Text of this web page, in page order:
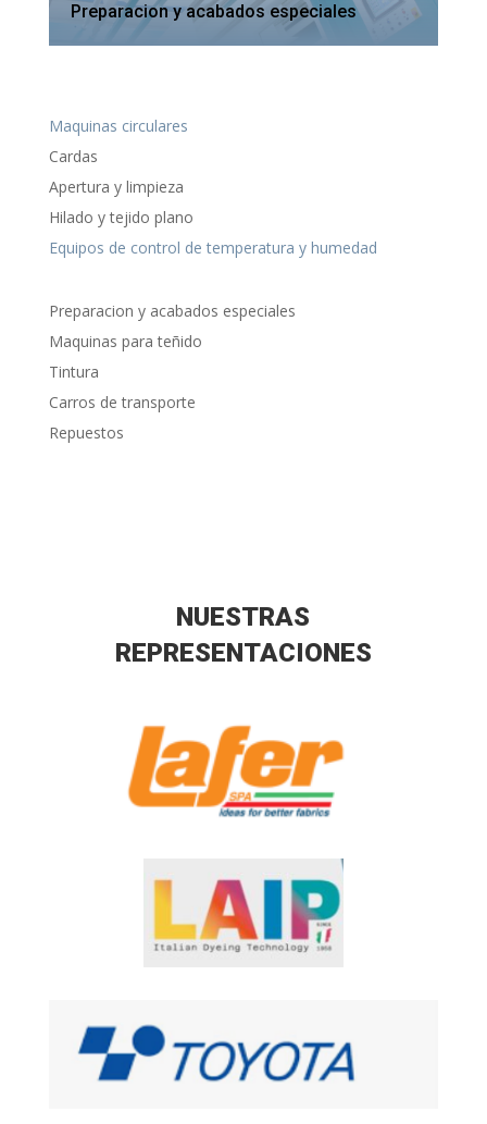
Preparacion y acabados especiales
Maquinas circulares
Cardas
Apertura y limpieza
Hilado y tejido plano
Equipos de control de temperatura y humedad
Preparacion y acabados especiales
Maquinas para teñido
Tintura
Carros de transporte
Repuestos
NUESTRAS
REPRESENTACIONES